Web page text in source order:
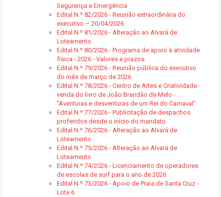
Segurança e Emergência
Edital N.º 82/2026 - Reunião extraordinária do
executivo – 20/04/2026
Edital N.º 81/2026 - Alteração ao Alvará de
Loteamento
Edital N.º 80/2026 - Programa de apoio à atividade
física - 2026 - Valores e prazos
Edital N.º 79/2026 - Reunião pública do executivo
do mês de março de 2026
Edital N.º 78/2026 - Centro de Artes e Criatividade -
venda do livro de João Brandão de Melo -
"Aventuras e desventuras de um Rei do Carnaval"
Edital N.º 77/2026 - Publicitação de despachos
proferidos desde o início do mandato
Edital N.º 76/2026 - Alteração ao Alvará de
Loteamento
Edital N.º 75/2026 - Alteração ao Alvará de
Loteamento
Edital N.º 74/2026 - Licenciamento de operadores
de escolas de surf para o ano de 2026
Edital N.º 73/2026 - Apoio de Praia de Santa Cruz -
Lote 6